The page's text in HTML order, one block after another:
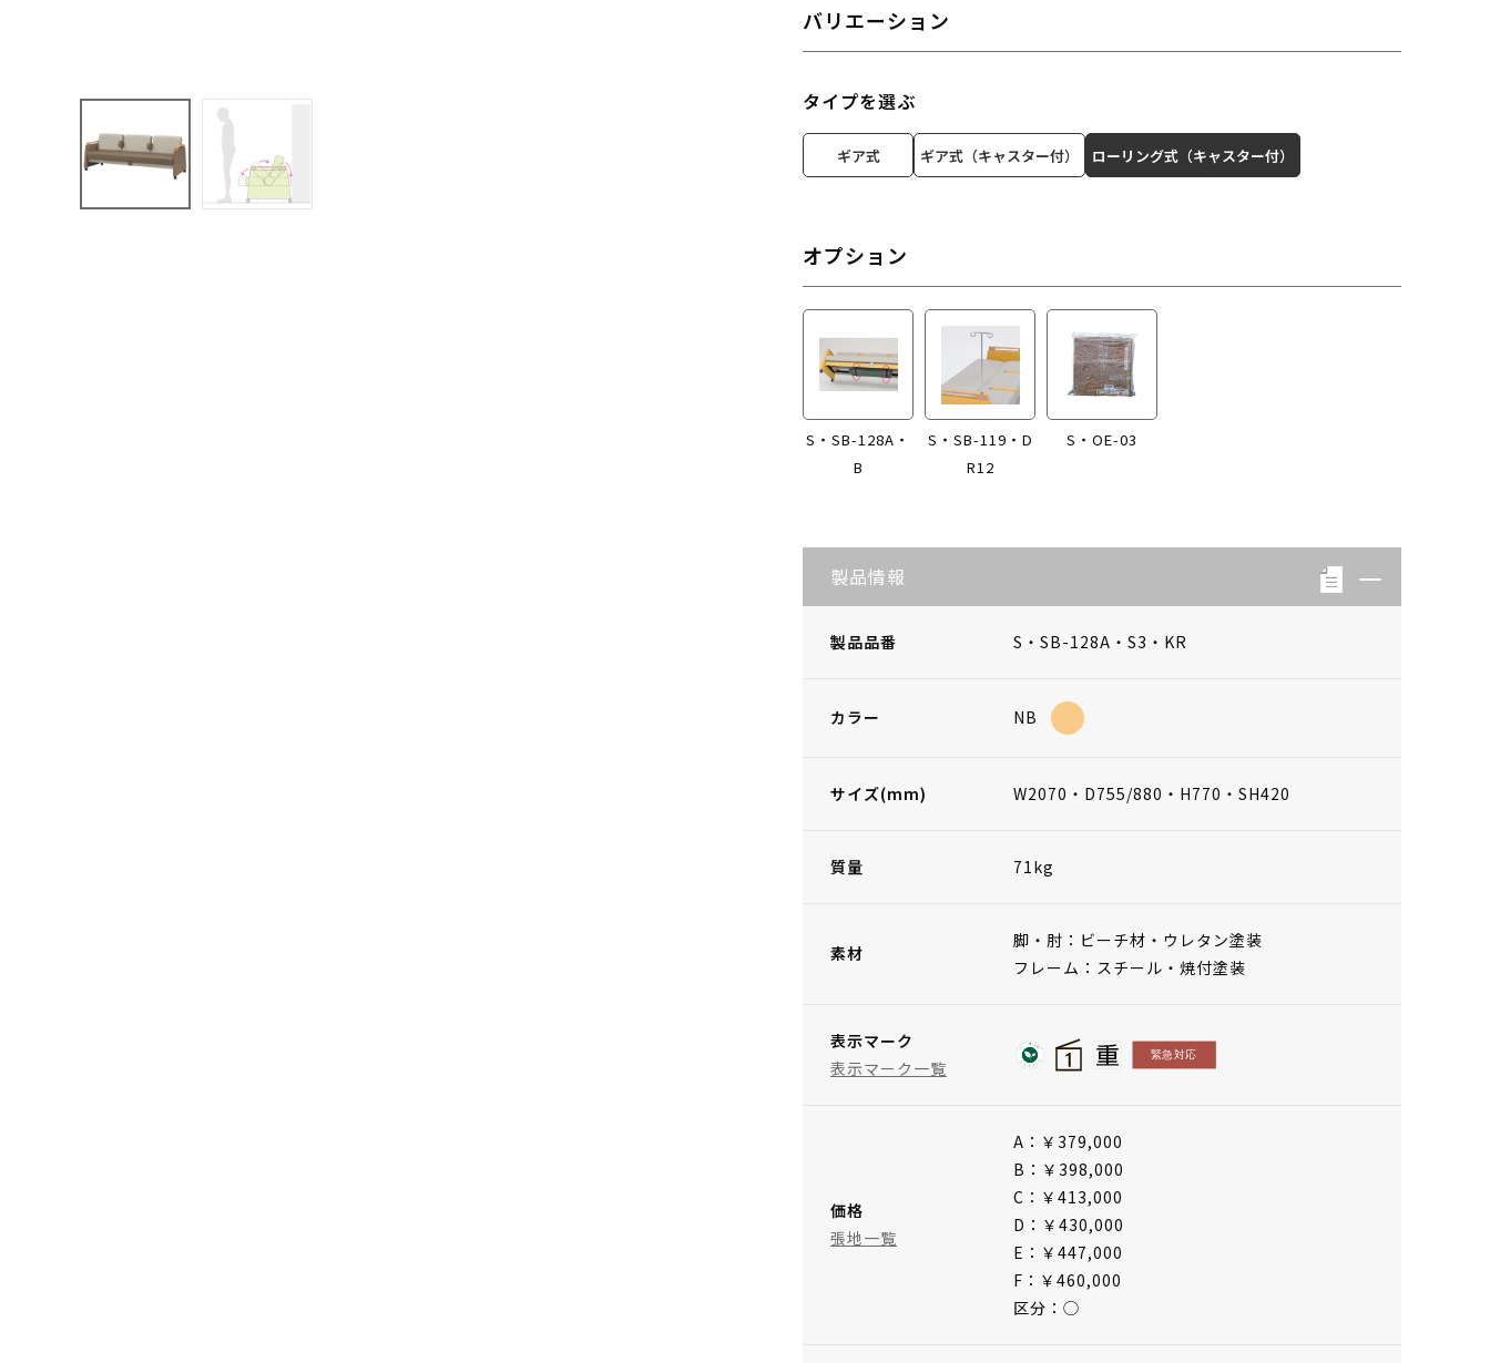
バリエーション
タイプを選ぶ
ギア式 ギア式（キャスター付） ローリング式（キャスター付）
オプション
S・SB-128A・
B
S・SB-119・D
R12
S・OE-03
製品情報
製品品番 S・SB-128A・S3・KR
カラー NB
サイズ(mm) W2070・D755/880・H770・SH420
質量 71kg
素材
脚・肘：ビーチ材・ウレタン塗装
フレーム：スチール・焼付塗装
表示マーク
表示マーク一覧
価格
張地一覧
A：￥379,000
B：￥398,000
C：￥413,000
D：￥430,000
E：￥447,000
F：￥460,000
区分：◯